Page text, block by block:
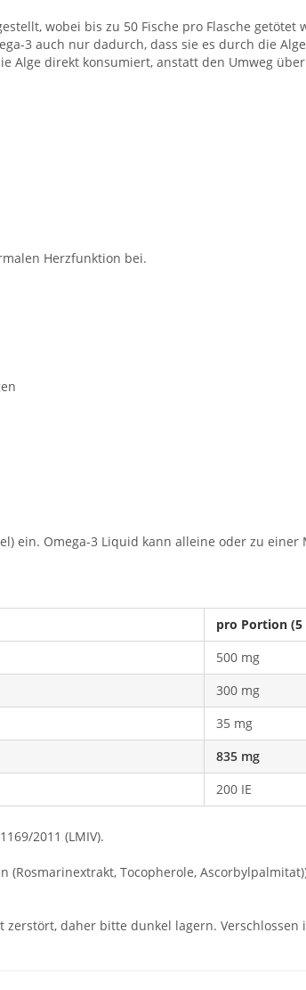
wobei bis zu 50 Fische pro Flasche
3 auch nur dadurch, dass sie es durch die
Alge direkt konsumiert, anstatt den Umweg
Herzfunktion bei.
ein. Omega-3 Liquid kann alleine oder zu
pro Portion (5
500 mg
300 mg
35 mg
835 mg
200 IE
2011 (LMIV).
Tocopherole,
daher bitte dunkel lagern.